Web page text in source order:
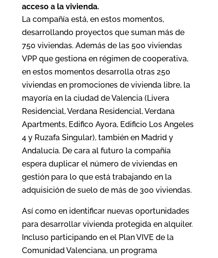
acceso a la vivienda.
La compañía está, en estos momentos,
desarrollando proyectos que suman más de
750 viviendas. Además de las 500 viviendas
VPP que gestiona en régimen de cooperativa,
en estos momentos desarrolla otras 250
viviendas en promociones de vivienda libre, la
mayoría en la ciudad de Valencia (Livera
Residencial, Verdana Residencial, Verdana
Apartments, Edifico Ayora, Edificio Los Angeles
4 y Ruzafa Singular), también en Madrid y
Andalucía. De cara al futuro la compañía
espera duplicar el número de viviendas en
gestión para lo que está trabajando en la
adquisición de suelo de más de 300 viviendas.
Así como en identificar nuevas oportunidades
para desarrollar vivienda protegida en alquiler.
Incluso participando en el Plan VIVE de la
Comunidad Valenciana, un programa